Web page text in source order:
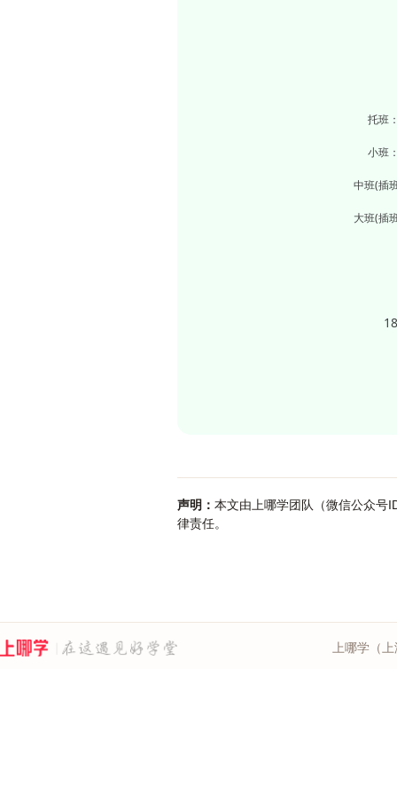
托班
小班
中班(插
大班(插
声明： 本文由上哪学团队（微信公众号
律责任。
上哪学（